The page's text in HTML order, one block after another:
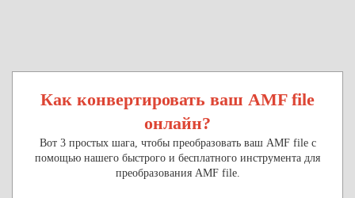
Как конвертировать ваш AMF file
онлайн?
Вот 3 простых шага, чтобы преобразовать ваш AMF file с
помощью нашего быстрого и бесплатного инструмента для
преобразования AMF file.